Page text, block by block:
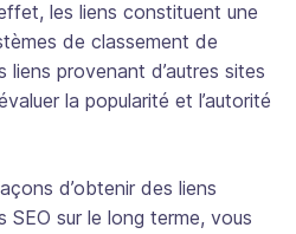
les liens constituent une
de classement de
liens provenant d’autres sites
la popularité et l’autorité
d’obtenir des liens
SEO sur le long terme, vous